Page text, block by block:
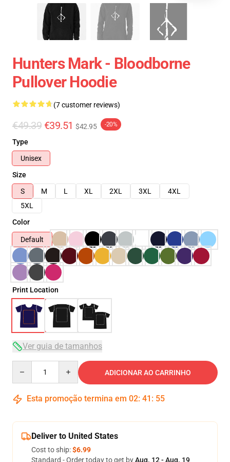
Hunters Mark - Bloodborne
Pullover Hoodie
(7 customer reviews)
€49.39 €39.51 $42.95 -20%
Type
Unisex
Size
S
M L XL 2XL 3XL
4XL
5XL
Color
Default
Print Location
Ver guia de tamanhos
ADICIONAR AO CARRINHO
Esta promoção termina em 02: 41 : 54
Deliver to United States
Cost to ship:$6.99
Standard - Order today to get byAug. 12 - Aug. 19